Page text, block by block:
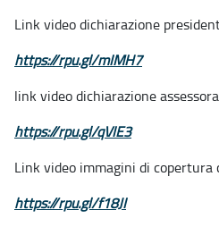
Link video dichiarazione
https://rpu.gl/mIMH7
link video dichiarazione
https://rpu.gl/qVIE3
Link video immagini di copertura
https://rpu.gl/f18JI